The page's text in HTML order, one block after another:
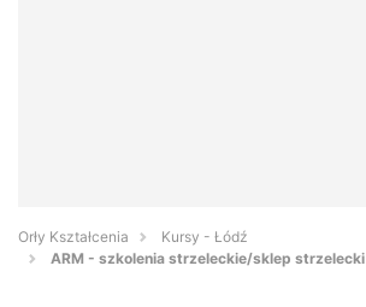
Orły Kształcenia
Kursy - Łódź
ARM - szkolenia strzeleckie/sklep strzelecki